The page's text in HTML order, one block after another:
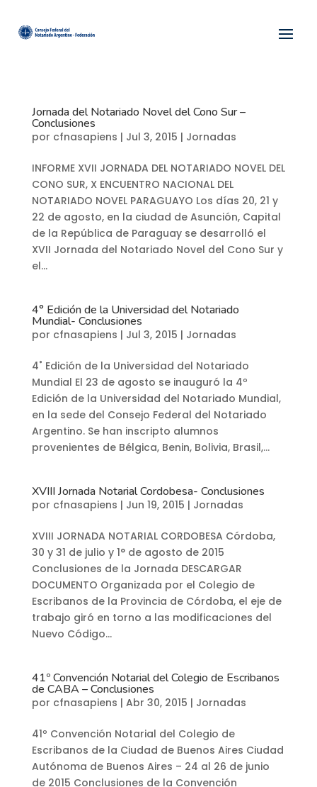
Jornada del Notariado Novel del Cono Sur –
Conclusiones
por cfnasapiens | Jul 3, 2015 | Jornadas
INFORME XVII JORNADA DEL NOTARIADO NOVEL DEL
CONO SUR, X ENCUENTRO NACIONAL DEL
NOTARIADO NOVEL PARAGUAYO Los días 20, 21 y
22 de agosto, en la ciudad de Asunción, Capital
de la República de Paraguay se desarrolló el
XVII Jornada del Notariado Novel del Cono Sur y
el...
4° Edición de la Universidad del Notariado
Mundial- Conclusiones
por cfnasapiens | Jul 3, 2015 | Jornadas
4˚ Edición de la Universidad del Notariado
Mundial El 23 de agosto se inauguró la 4º
Edición de la Universidad del Notariado Mundial,
en la sede del Consejo Federal del Notariado
Argentino. Se han inscripto alumnos
provenientes de Bélgica, Benin, Bolivia, Brasil,...
XVIII Jornada Notarial Cordobesa- Conclusiones
por cfnasapiens | Jun 19, 2015 | Jornadas
XVIII JORNADA NOTARIAL CORDOBESA Córdoba,
30 y 31 de julio y 1° de agosto de 2015
Conclusiones de la Jornada DESCARGAR
DOCUMENTO Organizada por el Colegio de
Escribanos de la Provincia de Córdoba, el eje de
trabajo giró en torno a las modificaciones del
Nuevo Código...
41º Convención Notarial del Colegio de Escribanos
de CABA – Conclusiones
por cfnasapiens | Abr 30, 2015 | Jornadas
41º Convención Notarial del Colegio de
Escribanos de la Ciudad de Buenos Aires Ciudad
Autónoma de Buenos Aires – 24 al 26 de junio
de 2015 Conclusiones de la Convención